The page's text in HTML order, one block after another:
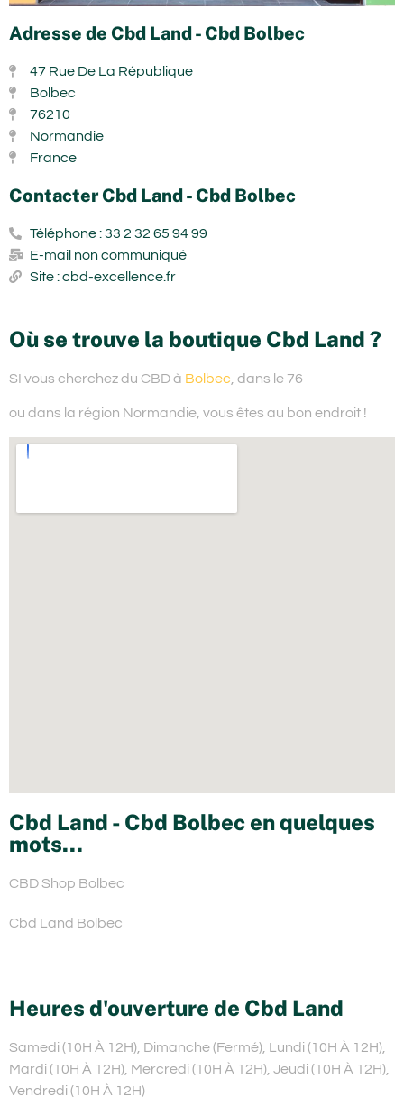
Adresse de Cbd Land - Cbd Bolbec
47 Rue De La République
Bolbec
76210
Normandie
France
Contacter Cbd Land - Cbd Bolbec
Téléphone : 33 2 32 65 94 99
E-mail non communiqué
Site : cbd-excellence.fr
Où se trouve la boutique Cbd Land ?
SI vous cherchez du CBD à Bolbec , dans le 76
ou dans la région Normandie, vous êtes au bon endroit !
Cbd Land - Cbd Bolbec en quelques
mots...
CBD Shop Bolbec
Cbd Land Bolbec
Heures d'ouverture de Cbd Land
Samedi (10H À 12H), Dimanche (Fermé), Lundi (10H À 12H),
Mardi (10H À 12H), Mercredi (10H À 12H), Jeudi (10H À 12H),
Vendredi (10H À 12H)